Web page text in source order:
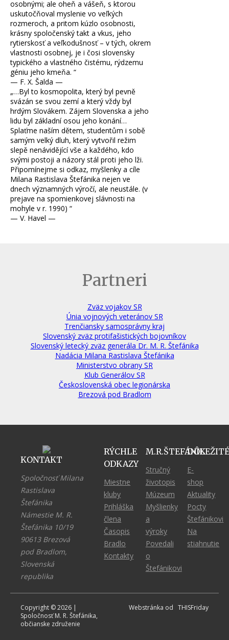
osobnými; ale oheň a vášeň, s ktorou
uskutočňoval myslenie vo veľkých
rozmeroch, a pritom kúzlo osobnosti,
krásny spoločenský takt a vkus, jeho
rytierskosť a veľkodušnosť – v tých, okrem
vlastnosti osobnej, je i čosi slovensky
typického a vlastného čistému, rýdzemu
géniu jeho kmeňa. “
— F. X. Šalda —
„…Byl to kosmopolita, který byl pevně
svázán se svou zemí a který vždy byl
hrdým Slovákem. Zájem Slovenska a jeho
lidu byl základní osou jeho konání…
Splaťme naším dětem, studentům i sobě
samým velký dluh, který vytvořil režim
slepě nenávidějící vše a každého, kdo
svými postoji a názory stál proti jeho lži.
Připomínejme si odkaz, myšlenky a cíle
Milana Rastislava Štefánika nejen ve
dnech významných výročí, ale neustále. (v
prejave na spomienkovej slávnosti na
mohyle v r. 1990) “
— V. Havel —
Partneri
Zväz vojakov SR
Únia vojnových veteránov SR
Trenčiansky samosprávny kraj
Slovenský zväz protifašistických bojovníkov
Slovenský letecký zväz generála Dr. M. R. Štefánika
Nadácia Milana Rastislava Štefánika
Ministerstvo obrany SR
Klub Generálov SR
Československá obec legionárska
Brezová pod Bradlom
KONTAKT
Spoločnosť Milana
Rastislava
Štefánika
Námestie M. R.
Štefánika 10/19
90613 Brezová
pod Bradlom,
Slovenská
republika
RÝCHLE
ODKAZY
Miestne
kluby
Prihláška
člena
Časopis
Bradlo
Kontakty
M.R.ŠTEFÁNIK
Stručný
životopis
Múzeum
Myšlienky
a
výroky
Povedali
o
Štefánikovi
E-
shop
Aktuality
Pocty
Štefánikovi
Na
stiahnutie
Copyright © 2026 |
Spoločnosť M. R. Štefánika,
občianske združenie
Webstránka od THISFriday